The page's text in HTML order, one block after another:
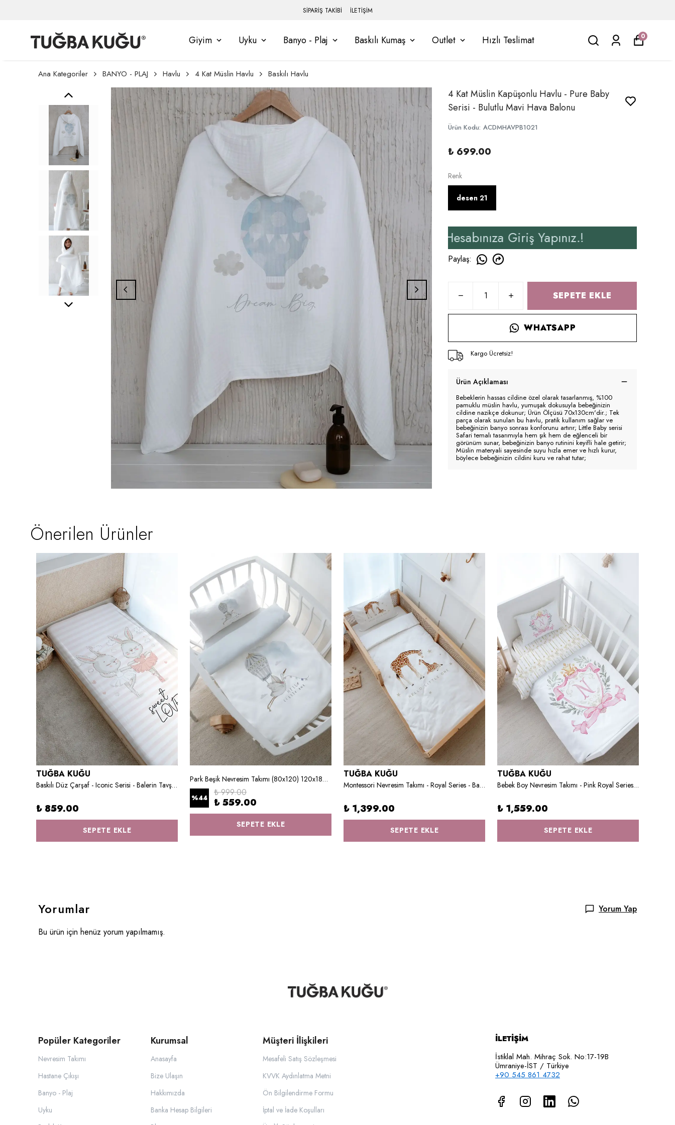
SİPARİŞ TAKİBİ İLETİŞİM
Giyim Uyku Banyo - Plaj Baskılı Kumaş Outlet Hızlı Teslimat 0
Ana Kategoriler BANYO - PLAJ Havlu 4 Kat Müslin Havlu Baskılı Havlu
4 Kat Müslin Kapüşonlu Havlu - Pure Baby
Serisi - Bulutlu Mavi Hava Balonu
Ürün Kodu: ACDMHAVPB1021
₺ 699.00
Renk
desen 21
Yararlanmak İçin Üyelik İşleminizi Tamamlayınız, Üye İseniz Hesabınıza Giriş Yapınız.!
Paylaş:
SEPETE EKLE
WHATSAPP
Kargo Ücretsiz!
Ürün Açıklaması
Bebeklerin hassas cildine özel olarak tasarlanmış, %100
pamuklu müslin havlu, yumuşak dokusuyla bebeğinizin
cildine nazikçe dokunur; Ürün Ölçüsü 70x130cm'dir.; Tek
parça olarak sunulan bu havlu, pratik kullanım sağlar ve
bebeğinizin banyo sonrası konforunu artırır; Little Baby serisi
Safari temalı tasarımıyla hem şık hem de eğlenceli bir
görünüm sunar, bebeğinizin banyo rutinini keyifli hale getirir;
Müslin materyali sayesinde suyu hızla emer ve hızlı kurur,
böylece bebeğinizin cildini kuru ve rahat tutar;
Önerilen Ürünler
TUĞBA KUĞU
Baskılı Düz Çarşaf - Iconic Serisi - Balerin Tavşanlar
₺ 859.00
SEPETE EKLE
Park Beşik Nevresim Takımı (80x120) 120x180 Çarşaflı - Helllo Little One
%44 ₺ 999.00
₺ 559.00
SEPETE EKLE
TUĞBA KUĞU
Montessori Nevresim Takımı - Royal Series - Baby Giraffe
₺ 1,399.00
SEPETE EKLE
TUĞBA KUĞU
Bebek Boy Nevresim Takımı - Pink Royal Series - N Harfi
₺ 1,559.00
SEPETE EKLE
Yorumlar
Yorum Yap
Bu ürün için henüz yorum yapılmamış.
Popüler Kategoriler
Nevresim Takımı
Hastane Çıkışı
Banyo - Plaj
Uyku
Kurumsal
Anasayfa
Bize Ulaşın
Hakkımızda
Banka Hesap Bilgileri
Müşteri İlişkileri
Mesafeli Satış Sözleşmesi
KVVK Aydınlatma Metni
Ön Bilgilendirme Formu
İptal ve İade Koşulları
İLETİŞİM
İstiklal Mah. Mihraç Sok. No:17-19B
Ümraniye-İST / Türkiye
+90 545 861 4732